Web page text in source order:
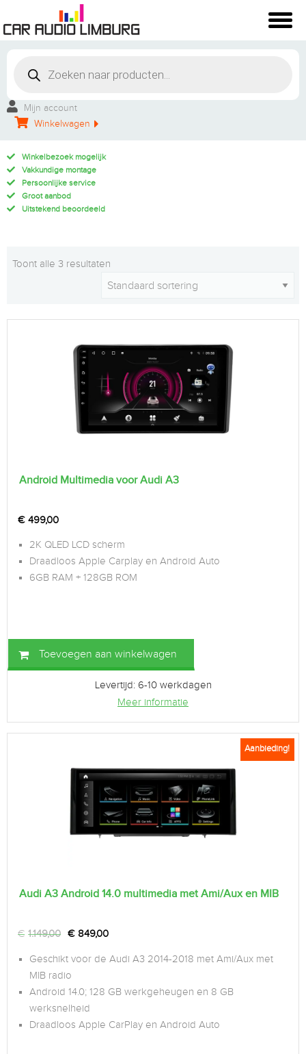
Mijn account
Winkelwagen
Winkelbezoek mogelijk
Vakkundige montage
Persoonlijke service
Groot aanbod
Uitstekend beoordeeld
Toont alle 3 resultaten
Android Multimedia voor Audi A3
€ 499,00
2K QLED LCD scherm
Draadloos Apple Carplay en Android Auto
6GB RAM + 128GB ROM
Toevoegen aan winkelwagen
Levertijd: 6-10 werkdagen
Meer informatie
Aanbieding!
Audi A3 Android 14.0 multimedia met Ami/Aux en MIB
€ 1.149,00 € 849,00
Geschikt voor de Audi A3 2014-2018 met Ami/Aux met
MIB radio
Android 14.0; 128 GB werkgeheugen en 8 GB
werksnelheid
Draadloos Apple CarPlay en Android Auto